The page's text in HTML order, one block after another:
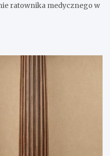
ratownika medycznego w